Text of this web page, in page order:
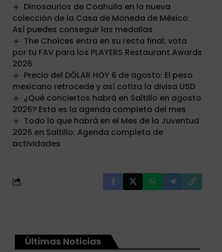
Dinosaurios de Coahuila en la nueva
colección de la Casa de Moneda de México:
Así puedes conseguir las medallas
The Choices entra en su recta final; vota
por tu FAV para los PLAYERS Restaurant Awards
2026
Precio del DÓLAR HOY 6 de agosto: El peso
mexicano retrocede y así cotiza la divisa USD
¿Qué conciertos habrá en Saltillo en agosto
2026? Esta es la agenda completa del mes
Todo lo que habrá en el Mes de la Juventud
2026 en Saltillo: Agenda completa de
actividades
Últimas Noticias